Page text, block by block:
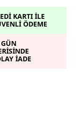
KARTI İLE
ÖDEME
İADE